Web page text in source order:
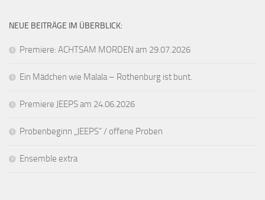
NEUE BEITRÄGE IM ÜBERBLICK:
Premiere: ACHTSAM MORDEN am 29.07.2026
Ein Mädchen wie Malala – Rothenburg ist bunt.
Premiere JEEPS am 24.06.2026
Probenbeginn „JEEPS“ / offene Proben
Ensemble extra